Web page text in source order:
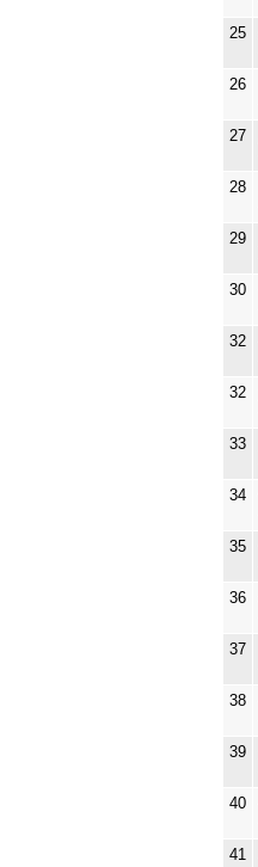
25
26
27
28
29
30
32
32
33
34
35
36
37
38
39
40
41